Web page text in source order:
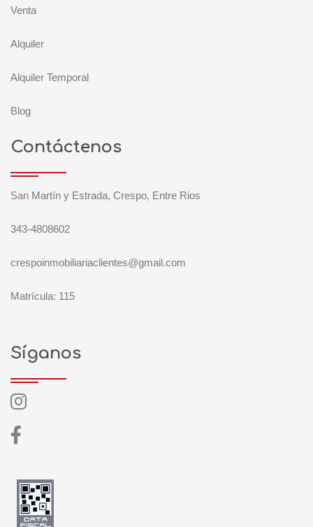
Venta
Alquiler
Alquiler Temporal
Blog
Contáctenos
San Martín y Estrada, Crespo, Entre Rios
343-4808602
crespoinmobiliariaclientes@gmail.com
Matrícula: 115
Síganos